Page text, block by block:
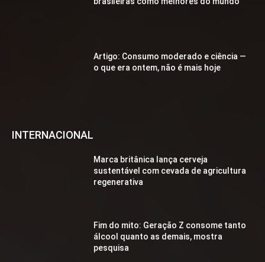
Artigo: Consumo moderado e ciência —
o que era ontem, não é mais hoje
INTERNACIONAL
Marca britânica lança cerveja
sustentável com cevada de agricultura
regenerativa
Fim do mito: Geração Z consome tanto
álcool quanto as demais, mostra
pesquisa